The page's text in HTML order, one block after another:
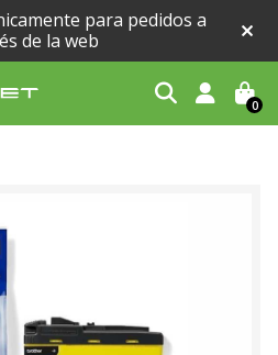
para pedidos a
de la web
Buscar 0